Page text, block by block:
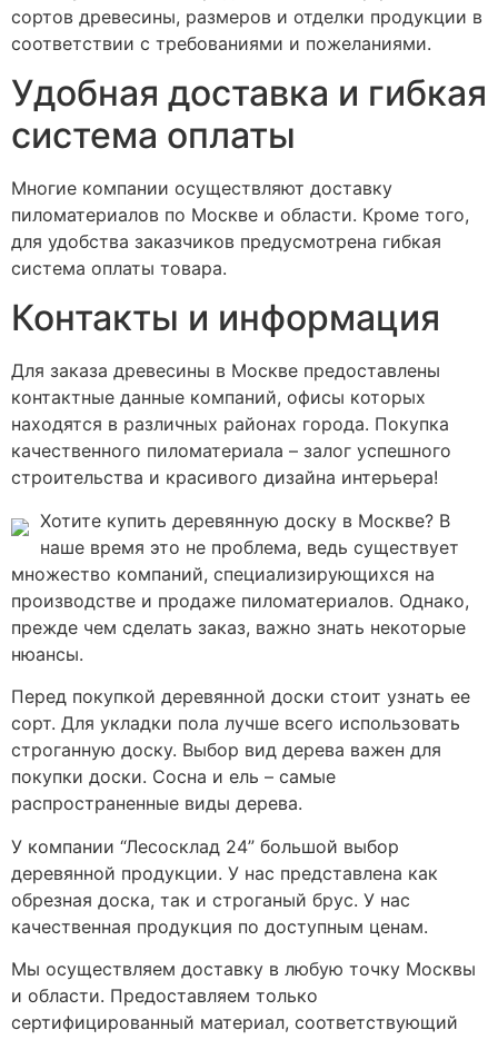
сортов древесины, размеров и отделки продукции в
соответствии с требованиями и пожеланиями.
Удобная доставка и гибкая
система оплаты
Многие компании осуществляют доставку
пиломатериалов по Москве и области. Кроме того,
для удобства заказчиков предусмотрена гибкая
система оплаты товара.
Контакты и информация
Для заказа древесины в Москве предоставлены
контактные данные компаний, офисы которых
находятся в различных районах города. Покупка
качественного пиломатериала – залог успешного
строительства и красивого дизайна интерьера!
Хотите купить деревянную доску в Москве? В
наше время это не проблема, ведь существует
множество компаний, специализирующихся на
производстве и продаже пиломатериалов. Однако,
прежде чем сделать заказ, важно знать некоторые
нюансы.
Перед покупкой деревянной доски стоит узнать ее
сорт. Для укладки пола лучше всего использовать
строганную доску. Выбор вид дерева важен для
покупки доски. Сосна и ель – самые
распространенные виды дерева.
У компании “Лесосклад 24” большой выбор
деревянной продукции. У нас представлена как
обрезная доска, так и строганый брус. У нас
качественная продукция по доступным ценам.
Мы осуществляем доставку в любую точку Москвы
и области. Предоставляем только
сертифицированный материал, соответствующий